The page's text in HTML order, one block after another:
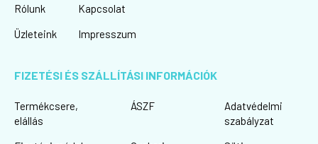
Rólunk
Üzleteink
Kapcsolat
Impresszum
FIZETÉSI ÉS SZÁLLÍTÁSI INFORMÁCIÓK
Termékcsere,
elállás
ÁSZF
Adatvédelmi
szabályzat